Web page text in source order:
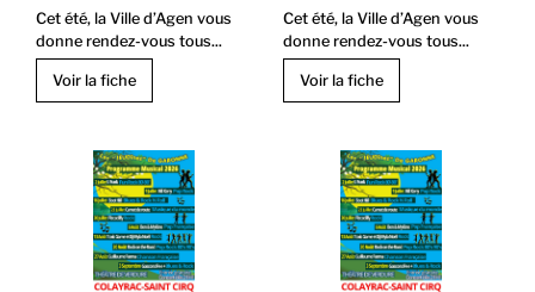
Cet été, la Ville d’Agen vous
donne rendez-vous tous...
Voir la fiche
Cet été, la Ville d’Agen vous
donne rendez-vous tous...
Voir la fiche